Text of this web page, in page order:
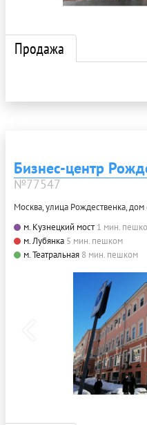
Продажа
Бизнес-центр
№77547
Москва, улица Рождественка, дом
м. Кузнецкий мост 1 мин.
м. Лубянка 5 мин. пешком
м. Театральная 8 мин. пешком